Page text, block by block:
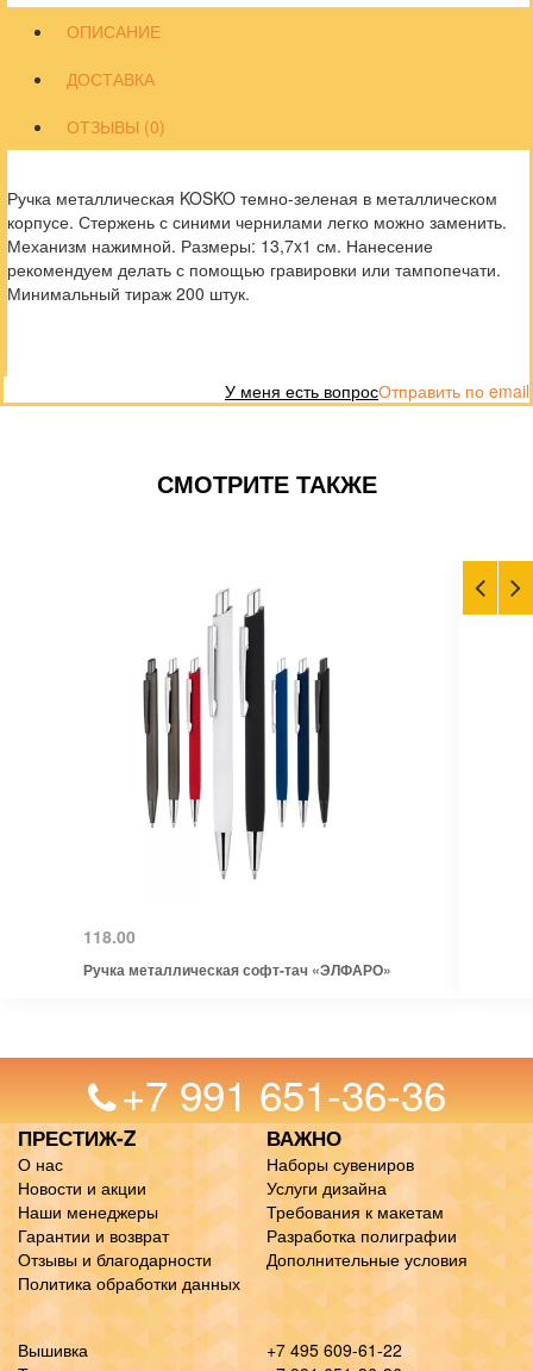
ОПИСАНИЕ
ДОСТАВКА
ОТЗЫВЫ (0)
Ручка металлическая KOSKO темно-зеленая в металлическом
корпусе. Стержень с синими чернилами легко можно заменить.
Механизм нажимной. Размеры: 13,7x1 см. Нанесение
рекомендуем делать с помощью гравировки или тампопечати.
Минимальный тираж 200 штук.
Отправить по email
У меня есть вопрос
СМОТРИТЕ ТАКЖЕ
118.00
Ручка металлическая софт-тач «ЭЛФАРО»
+7 991 651-36-36
ПРЕСТИЖ-Z
О нас
Новости и акции
Наши менеджеры
Гарантии и возврат
Отзывы и благодарности
Политика обработки данных
ВАЖНО
Наборы сувениров
Услуги дизайна
Требования к макетам
Разработка полиграфии
Дополнительные условия
Вышивка
+7 495 609-61-22